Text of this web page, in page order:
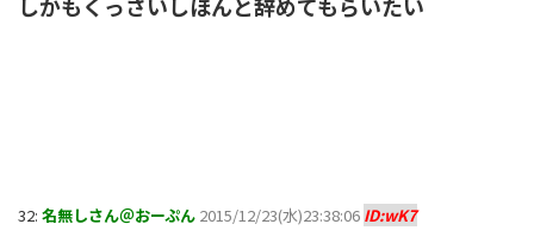
32: 名無しさん＠おーぷん 2015/12/23(水)23:38:06 ID:wK7